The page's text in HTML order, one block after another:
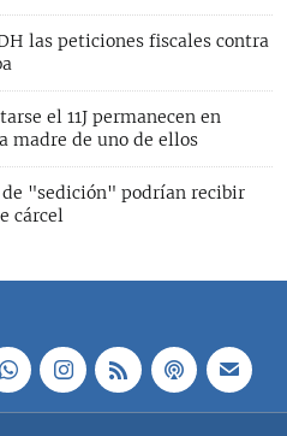
las peticiones fiscales contra
el 11J permanecen en
madre de uno de ellos
de "sedición" podrían recibir
cárcel